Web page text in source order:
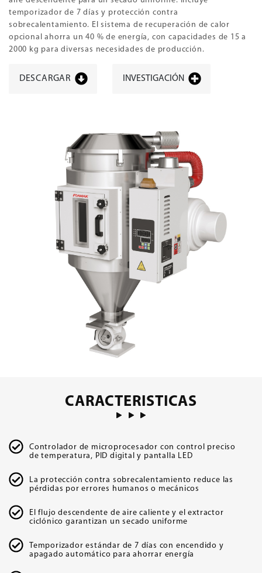
temporizador de 7 días y protección contra
sobrecalentamiento. El sistema de recuperación de calor
opcional ahorra un 40 % de energía, con capacidades de 15 a
2000 kg para diversas necesidades de producción.
DESCARGAR INVESTIGACIÓN
CARACTERISTICAS
Controlador de microprocesador con control preciso
de temperatura, PID digital y pantalla LED
La protección contra sobrecalentamiento reduce las
pérdidas por errores humanos o mecánicos
El flujo descendente de aire caliente y el extractor
ciclónico garantizan un secado uniforme
Temporizador estándar de 7 días con encendido y
apagado automático para ahorrar energía